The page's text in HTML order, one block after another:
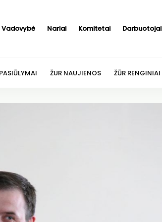
Vadovybė Nariai Komitetai Darbuotojai
ŽUR NAUJIENOS ŽŪR RENGINIAI